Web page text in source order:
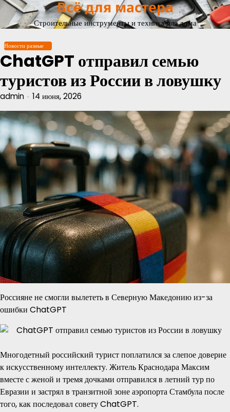
Перейти
содержимому
Всё для мастера
Строительные инструменты и техника для дома
Новости разные
ChatGPT отправил семью
туристов из России в ловушку
admin 14 июня, 2026
Россияне не смогли вылететь в Северную Македонию из-за
ошибки ChatGPT
Многодетный российский турист поплатился за слепое доверие
к искусственному интеллекту. Житель Краснодара Максим
вместе с женой и тремя дочками отправился в летний тур по
Евразии и застрял в транзитной зоне аэропорта Стамбула после
того, как последовал совету ChatGPT.